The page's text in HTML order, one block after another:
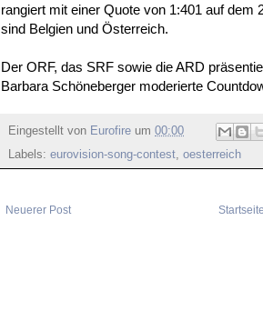
rangiert mit einer Quote von 1:401 auf dem
sind Belgien und Österreich.
Der ORF, das SRF sowie die ARD
Barbara Schöneberger moderierte
Eingestellt von Eurofire um 00:00
Labels: eurovision-song-contest, oesterreich
Neuerer Post